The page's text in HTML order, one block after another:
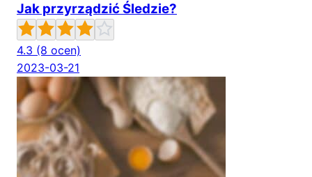
Jak przyrządzić Śledzie?
4.3 (8 ocen)
2023-03-21